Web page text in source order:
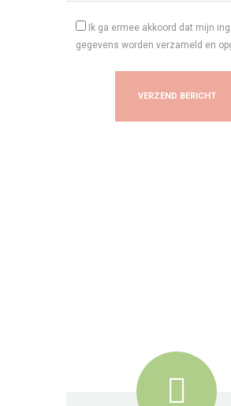
Ik ga ermee akkoord dat mijn
gegevens worden verzameld en